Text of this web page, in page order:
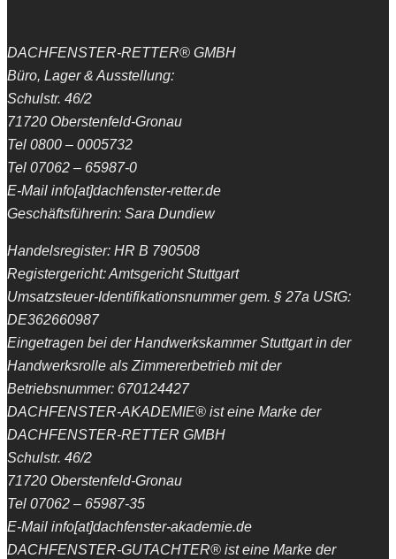
DACHFENSTER-RETTER® GMBH
Büro, Lager & Ausstellung:
Schulstr. 46/2
71720 Oberstenfeld-Gronau
Tel 0800 – 0005732
Tel 07062 – 65987-0
E-Mail info[at]dachfenster-retter.de
Geschäftsführerin: Sara Dundiew
Handelsregister: HR B 790508
Registergericht: Amtsgericht Stuttgart
Umsatzsteuer-Identifikationsnummer gem. § 27a UStG:
DE362660987
Eingetragen bei der Handwerkskammer Stuttgart in der
Handwerksrolle als Zimmererbetrieb mit der
Betriebsnummer: 670124427
DACHFENSTER-AKADEMIE® ist eine Marke der
DACHFENSTER-RETTER GMBH
Schulstr. 46/2
71720 Oberstenfeld-Gronau
Tel 07062 – 65987-35
E-Mail info[at]dachfenster-akademie.de
DACHFENSTER-GUTACHTER® ist eine Marke der